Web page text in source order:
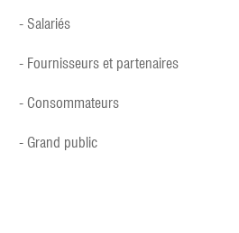
- Salariés
- Fournisseurs et partenaires
- Consommateurs
- Grand public